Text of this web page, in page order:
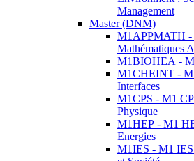
Management
Master (DNM)
M1APPMATH -
Mathématiques
M1BIOHEA -
M1CHEINT -
Interfaces
M1CPS - M1
Physique
M1HEP - M1
Energies
M1IES - M1